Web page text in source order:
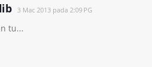
3 Mac 2013 pada 2:09 PG
tu...